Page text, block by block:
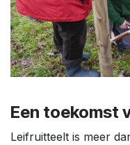
Een toekomst
Leifruitteelt is meer